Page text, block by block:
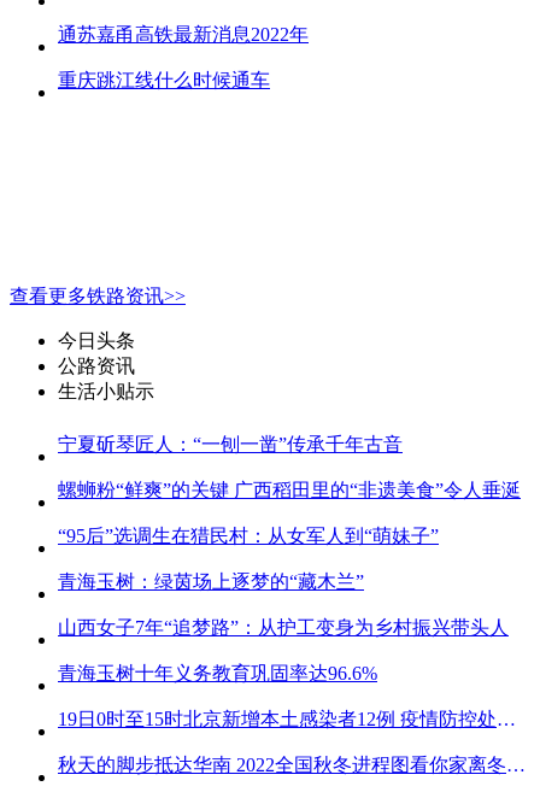
通苏嘉甬高铁最新消息2022年
重庆跳江线什么时候通车
查看更多铁路资讯>>
今日头条
公路资讯
生活小贴示
宁夏斫琴匠人：“一刨一凿”传承千年古音
螺蛳粉“鲜爽”的关键 广西稻田里的“非遗美食”令人垂涎
“95后”选调生在猎民村：从女军人到“萌妹子”
青海玉树：绿茵场上逐梦的“藏木兰”
山西女子7年“追梦路”：从护工变身为乡村振兴带头人
青海玉树十年义务教育巩固率达96.6%
19日0时至15时北京新增本土感染者12例 疫情防控处关键时刻
秋天的脚步抵达华南 2022全国秋冬进程图看你家离冬天有多远